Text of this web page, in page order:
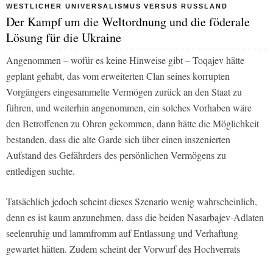
WESTLICHER UNIVERSALISMUS VERSUS RUSSLAND
Der Kampf um die Weltordnung und die föderale
Lösung für die Ukraine
Angenommen – wofür es keine Hinweise gibt – Toqajev hätte
geplant gehabt, das vom erweiterten Clan seines korrupten
Vorgängers eingesammelte Vermögen zurück an den Staat zu
führen, und weiterhin angenommen, ein solches Vorhaben wäre
den Betroffenen zu Ohren gekommen, dann hätte die Möglichkeit
bestanden, dass die alte Garde sich über einen inszenierten
Aufstand des Gefährders des persönlichen Vermögens zu
entledigen suchte.
Tatsächlich jedoch scheint dieses Szenario wenig wahrscheinlich,
denn es ist kaum anzunehmen, dass die beiden Nasarbajev-Adlaten
seelenruhig und lammfromm auf Entlassung und Verhaftung
gewartet hätten. Zudem scheint der Vorwurf des Hochverrats